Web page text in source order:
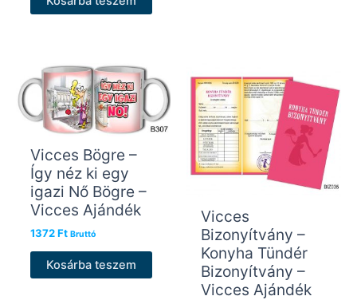
Vicces Bögre –
Így néz ki egy
igazi Nő Bögre –
Vicces Ajándék
1372Ft Bruttó
Kosárba teszem
Vicces
Bizonyítvány –
Konyha Tündér
Bizonyítvány –
Vicces Ajándék